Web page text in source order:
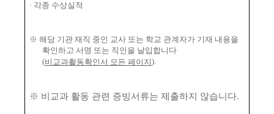
· 각종 수상실적
※ 해당 기관 재직 중인 교사 또는 학교 관계자가 기재 내용을
확인하고 서명 또는 직인을 날입합니다
(비교과활동확인서 모든 페이지).
※ 비교과 활동 관련 증빙서류는 제출하지 않습니다.